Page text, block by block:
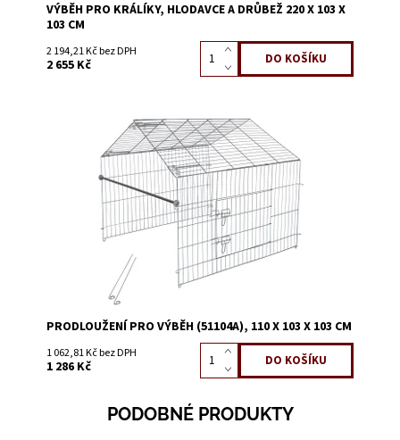
VÝBĚH PRO KRÁLÍKY, HLODAVCE A DRŮBEŽ 220 X 103 X
103 CM
2 194,21 Kč bez DPH
2 655 Kč
Dostupnost:
Skladem 3
51104B
PRODLOUŽENÍ PRO VÝBĚH (51104A), 110 X 103 X 103 CM
1 062,81 Kč bez DPH
1 286 Kč
PODOBNÉ PRODUKTY